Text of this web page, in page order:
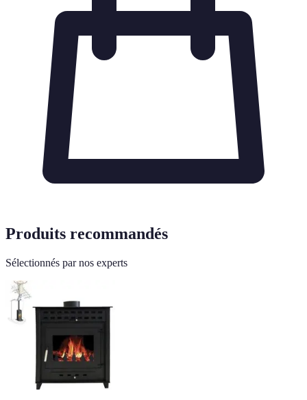
Produits recommandés
Sélectionnés par nos experts